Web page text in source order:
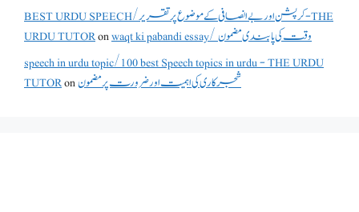
BEST URDU SPEECH/کرپشن اور بے انصافی کے موضوع پر تقریر - THE
URDU TUTORon
waqt ki pabandi essay/ وقت کی پابندی مضمون
speech in urdu topic/100 best Speech topics in urdu - THE URDU
TUTORonشجرکاری کی اہمیت اور ضرورت پر مضمون